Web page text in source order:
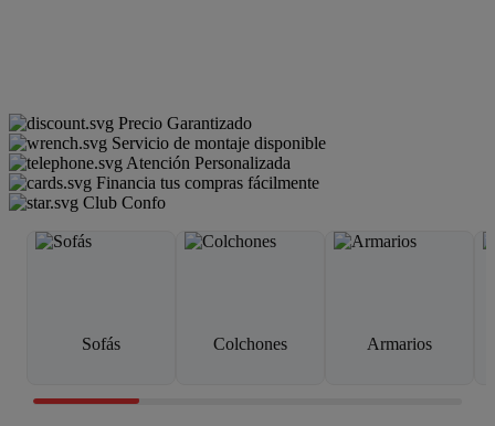
Precio Garantizado
Servicio de montaje disponible
Atención Personalizada
Financia tus compras fácilmente
Club Confo
Sofás Colchones Armarios